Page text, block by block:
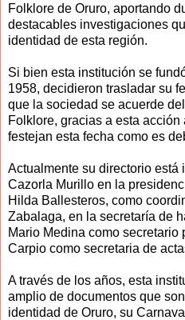
Folklore de Oruro, aportando
destacables investigaciones
identidad de esta región.
Si bien esta institución se
1958, decidieron trasladar su
que la sociedad se acuerde
Folklore, gracias a esta
festejan esta fecha como es
Actualmente su directorio está
Cazorla Murillo en la
Hilda Ballesteros, como
Zabalaga, en la secretaría de
Mario Medina como secretario
Carpio como secretaria de
A través de los años, esta
amplio de documentos que
identidad de Oruro, su